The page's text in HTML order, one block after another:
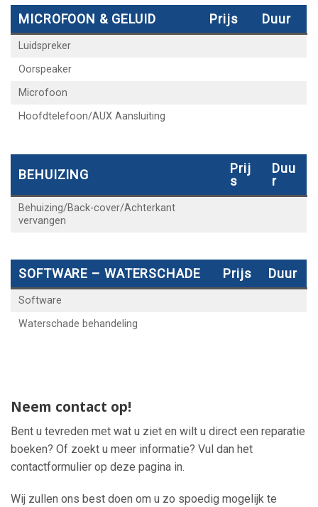
MICROFOON & GELUID Prijs Duur
Luidspreker
Oorspeaker
Microfoon
Hoofdtelefoon/AUX Aansluiting
BEHUIZING
Prij
S
Duu
R
Behuizing/Back-cover/Achterkant
vervangen
SOFTWARE – WATERSCHADE Prijs Duur
Software
Waterschade behandeling
Neem contact op!
Bent u tevreden met wat u ziet en wilt u direct een reparatie
boeken? Of zoekt u meer informatie? Vul dan het
contactformulier op deze pagina in.
Wij zullen ons best doen om u zo spoedig mogelijk te